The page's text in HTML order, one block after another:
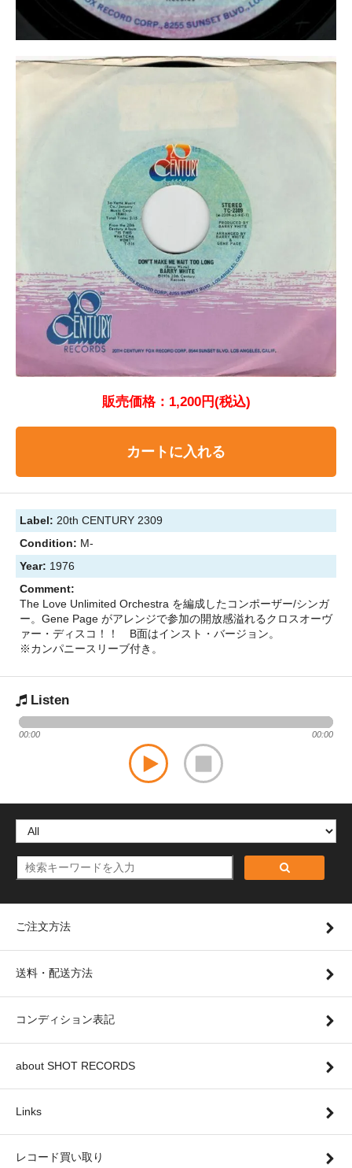
販売価格：1,200円(税込)
カートに入れる
Label: 20th CENTURY 2309
Condition: M-
Year: 1976
Comment:
The Love Unlimited Orchestra を編成したコンポーザー/シンガ
ー。Gene Page がアレンジで参加の開放感溢れるクロスオーヴ
ァー・ディスコ！！ B面はインスト・バージョン。
※カンパニースリーブ付き。
Listen
00:00 00:00
ご注文方法
送料・配送方法
コンディション表記
about SHOT RECORDS
Links
レコード買い取り